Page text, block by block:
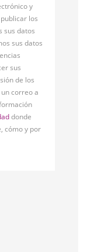
y
los
sus datos
sus datos
sus
de los
correo a
donde
cómo y por